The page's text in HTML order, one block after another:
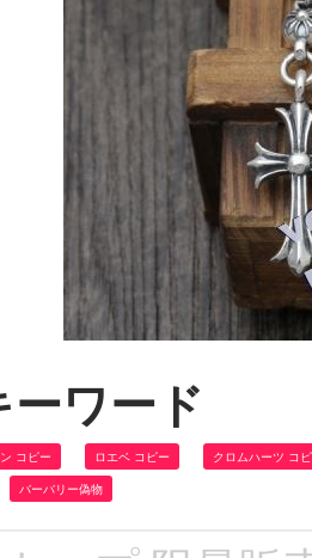
ーワード
コピー ロエベ コピー クロムハーツ コ
バーバリー偽物